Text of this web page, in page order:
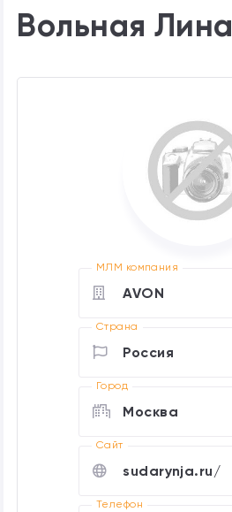
Вольная Лина
МЛМ компания
AVON
Страна
Россия
Город
Москва
Cайт
sudarynja.ru/
Телефон